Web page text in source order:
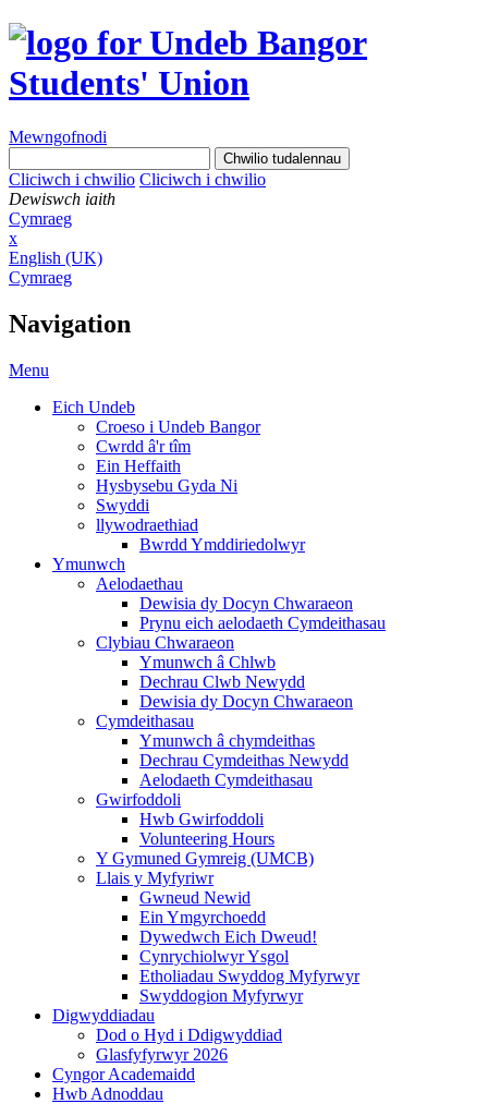
Mewngofnodi
Cliciwch i chwilio Cliciwch i chwilio
Dewiswch iaith
Cymraeg
x
English (UK)
Cymraeg
Navigation
Menu
Eich Undeb
Croeso i Undeb Bangor
Cwrdd â'r tîm
Ein Heffaith
Hysbysebu Gyda Ni
Swyddi
llywodraethiad
Bwrdd Ymddiriedolwyr
Ymunwch
Aelodaethau
Dewisia dy Docyn Chwaraeon
Prynu eich aelodaeth Cymdeithasau
Clybiau Chwaraeon
Ymunwch â Chlwb
Dechrau Clwb Newydd
Dewisia dy Docyn Chwaraeon
Cymdeithasau
Ymunwch â chymdeithas
Dechrau Cymdeithas Newydd
Aelodaeth Cymdeithasau
Gwirfoddoli
Hwb Gwirfoddoli
Volunteering Hours
Y Gymuned Gymreig (UMCB)
Llais y Myfyriwr
Gwneud Newid
Ein Ymgyrchoedd
Dywedwch Eich Dweud!
Cynrychiolwyr Ysgol
Etholiadau Swyddog Myfyrwyr
Swyddogion Myfyrwyr
Digwyddiadau
Dod o Hyd i Ddigwyddiad
Glasfyfyrwyr 2026
Cyngor Academaidd
Hwb Adnoddau